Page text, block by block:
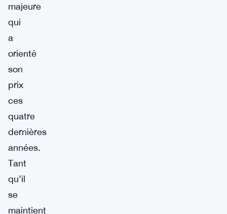
majeure
qui
a
orienté
son
prix
ces
quatre
dernières
années.
Tant
qu’il
se
maintient